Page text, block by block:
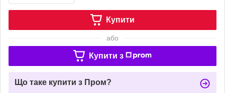
Купити
або
Купити з
Що таке купити з Пром?